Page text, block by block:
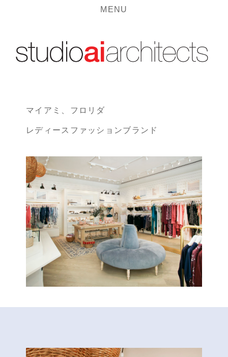
MENU
マイアミ、フロリダ
レディースファッションブランド